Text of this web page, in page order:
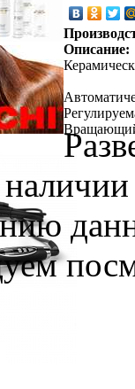
Описание: